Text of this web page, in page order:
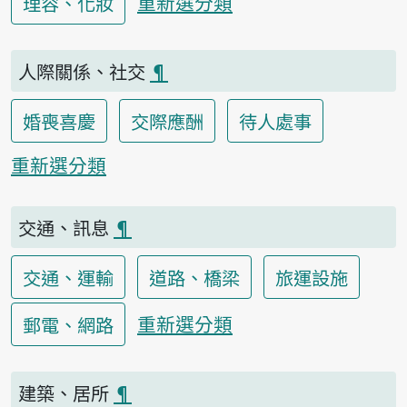
人際關係、社交 ¶
婚喪喜慶
交際應酬
待人處事
重新選分類
交通、訊息 ¶
交通、運輸
道路、橋梁
旅運設施
郵電、網路
重新選分類
建築、居所 ¶